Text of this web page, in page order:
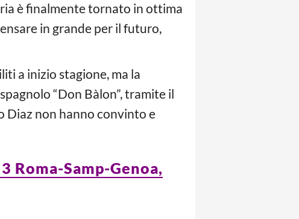
è finalmente tornato in ottima
in grande per il futuro,
a inizio stagione, ma la
“Don Bàlon”, tramite il
Diaz non hanno convinto e
Roma-Samp-Genoa,